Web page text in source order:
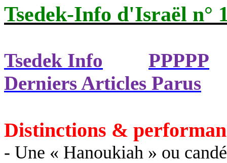
Tsedek-Info d'Israël n°
Tsedek Info
PPPPP
Derniers Articles Parus
Distinctions &
- Une « Hanoukiah » ou